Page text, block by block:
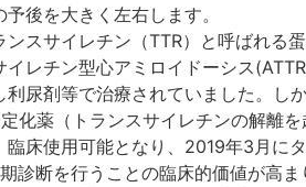
後を大きく左右します。
スサイレチン（TTR）と呼ばれる
レチン型心アミロイドーシス
尿剤等で治療されていました。し
化薬（トランスサイレチンの解離
床使用可能となり、2019年3月に
診断を行うことの臨床的価値が高